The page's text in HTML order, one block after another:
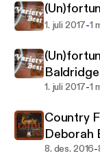
1. juli 2017-1
Baldridge
1. juli 2017-1
Country
Deborah
8. des. 2016-